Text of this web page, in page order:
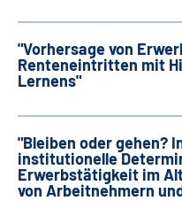
"Vorhersage von
Renteneintritten mit
Lernens"
"Bleiben oder gehen?
institutionelle
Erwerbstätigkeit im
von Arbeitnehmern